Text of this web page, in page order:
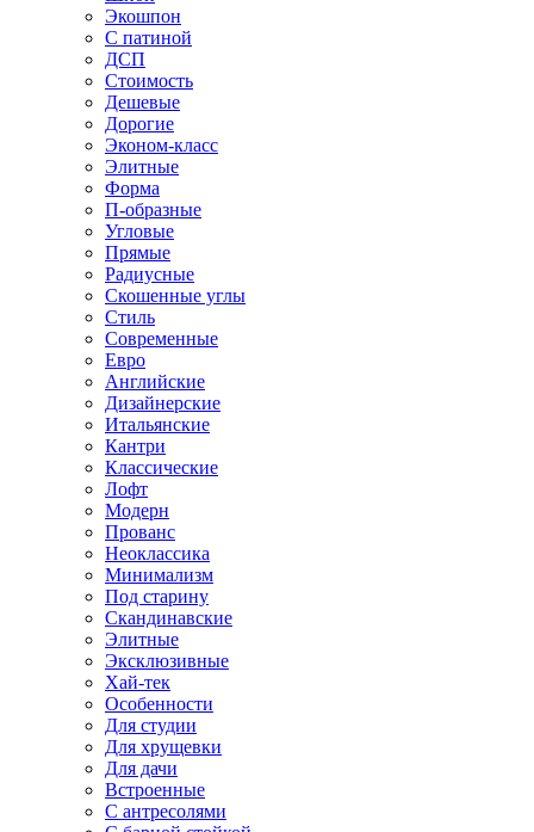
Экошпон
С патиной
ДСП
Стоимость
Дешевые
Дорогие
Эконом-класс
Элитные
Форма
П-образные
Угловые
Прямые
Радиусные
Скошенные углы
Стиль
Современные
Евро
Английские
Дизайнерские
Итальянские
Кантри
Классические
Лофт
Модерн
Прованс
Неоклассика
Минимализм
Под старину
Скандинавские
Элитные
Эксклюзивные
Хай-тек
Особенности
Для студии
Для хрущевки
Для дачи
Встроенные
С антресолями